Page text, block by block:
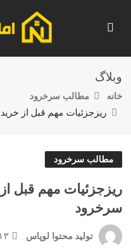
وبلاگ
خانه
مطالب سرخرود
ریزجزئیات مهم قبل از
مطالب سرخرود
ریزجزئیات مهم قبل از
سرخرود
تولید محتوا لوپاس